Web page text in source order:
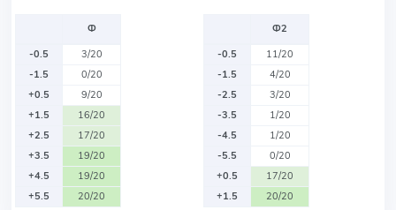
Ф
-0.5
3/20
-1.5
0/20
+0.5
9/20
+1.5
16/20
+2.5
17/20
+3.5
19/20
+4.5
19/20
+5.5
20/20
Ф2
-0.5
11/20
-1.5
4/20
-2.5
3/20
-3.5
1/20
-4.5
1/20
-5.5
0/20
+0.5
17/20
+1.5
20/20